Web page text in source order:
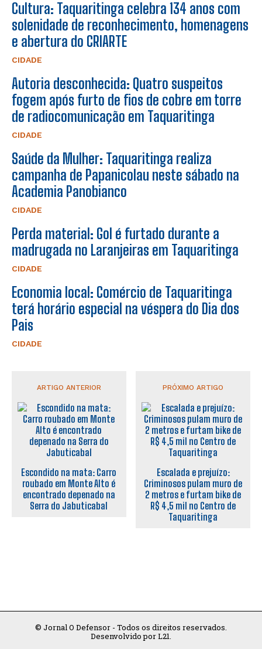
Cultura: Taquaritinga celebra 134 anos com
solenidade de reconhecimento, homenagens
e abertura do CRIARTE
CIDADE
Autoria desconhecida: Quatro suspeitos
fogem após furto de fios de cobre em torre
de radiocomunicação em Taquaritinga
CIDADE
Saúde da Mulher: Taquaritinga realiza
campanha de Papanicolau neste sábado na
Academia Panobianco
CIDADE
Perda material: Gol é furtado durante a
madrugada no Laranjeiras em Taquaritinga
CIDADE
Economia local: Comércio de Taquaritinga
terá horário especial na véspera do Dia dos
Pais
CIDADE
ARTIGO ANTERIOR
Escondido na mata: Carro
roubado em Monte Alto é
encontrado depenado na
Serra do Jabuticabal
PRÓXIMO ARTIGO
Escalada e prejuízo:
Criminosos pulam muro de
2 metros e furtam bike de
R$ 4,5 mil no Centro de
Taquaritinga
© Jornal O Defensor - Todos os direitos reservados.
Desenvolvido por L21.